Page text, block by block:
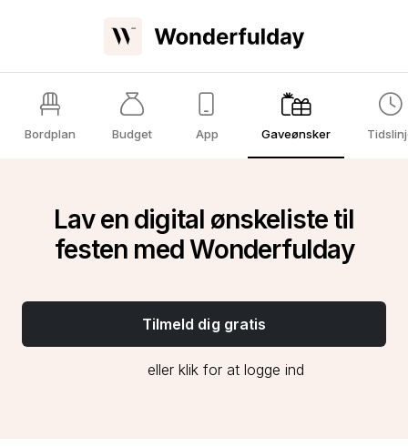
Bordplan Budget App Gaveønsker
Lav en digital ønskeliste til
festen med Wonderfulday
Tilmeld dig gratis
eller klik for at logge ind